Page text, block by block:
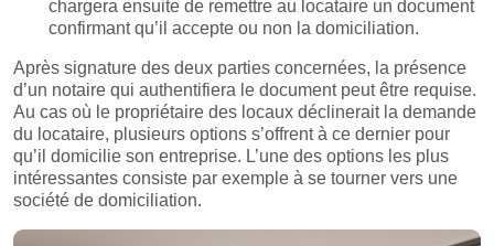
chargera ensuite de remettre au locataire un document
confirmant qu’il accepte ou non la domiciliation.
Après signature des deux parties concernées, la présence
d’un notaire qui authentifiera le document peut être requise.
Au cas où le propriétaire des locaux déclinerait la demande
du locataire, plusieurs options s’offrent à ce dernier pour
qu’il domicilie son entreprise. L’une des options les plus
intéressantes consiste par exemple à se tourner vers une
société de domiciliation.